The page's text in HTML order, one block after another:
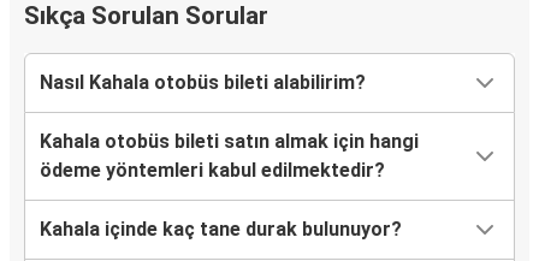
Sıkça Sorulan Sorular
Nasıl Kahala otobüs bileti alabilirim?
Kahala otobüs bileti satın almak için hangi
ödeme yöntemleri kabul edilmektedir?
Kahala içinde kaç tane durak bulunuyor?